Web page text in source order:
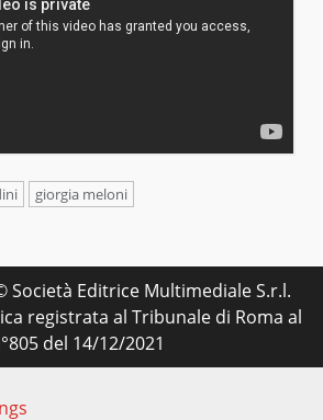
giorgia meloni
Società Editrice Multimediale S.r.l.
registrata al Tribunale di Roma al
del 14/12/2021